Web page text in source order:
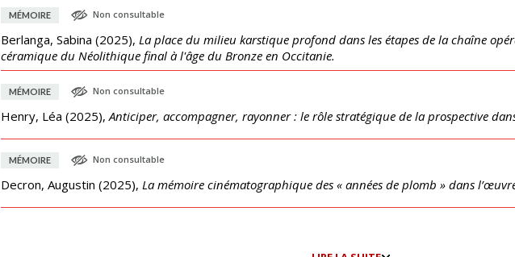
MÉMOIRE Non consultable
Berlanga, Sabina (2025), La place du milieu karstique profond dans les étapes de la chaîne
céramique du Néolithique final à l'âge du Bronze en Occitanie.
MÉMOIRE Non consultable
Henry, Léa (2025),Anticiper, accompagner, rayonner : le rôle stratégique de la prospective
MÉMOIRE Non consultable
Decron, Augustin (2025), La mémoire cinématographique des « années de plomb » dans